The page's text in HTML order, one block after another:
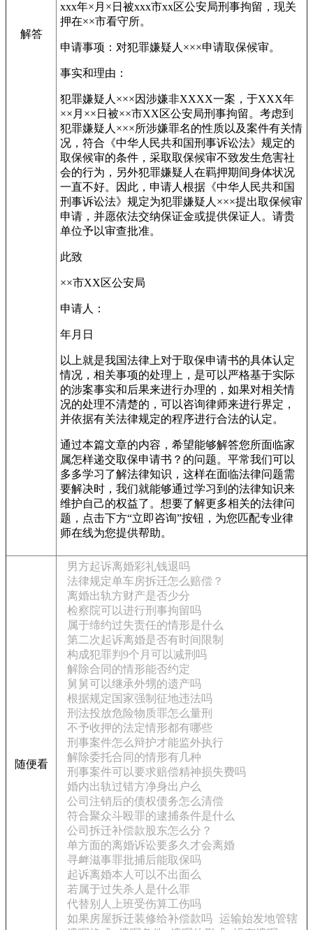
解答
xxx年×月×日被xxx市xx区公安局刑事拘留，现关
押在××市看守所。
申请事项：对犯罪嫌疑人×××申请取保候审。
事实和理由：
犯罪嫌疑人×××因涉嫌非XXXX一案，于XXX年
××月××日被××市XX区公安局刑事拘留。考虑到
犯罪嫌疑人×××所涉嫌罪名的性质以及案件有关情
况，符合《中华人民共和国刑事诉讼法》规定的
取保候审的条件，采取取保候审不致发生危害社
会的行为，另外犯罪嫌疑人在羁押期间身体状况
一直不好。因此，申请人根据《中华人民共和国
刑事诉讼法》规定为犯罪嫌疑人×××提出取保候审
申请，并愿依法交纳保证金或提供保证人。请贵
单位予以审查批准。
此致
××市XX区公安局
申请人：
年月日
以上就是我国法律上对于取保申请书的具体认定
情况，相关事项的处理上，是可以严格基于实际
的涉案事实和后果来进行办理的，如果对相关情
况的处理不清楚的，可以咨询律师来进行界定，
并依据有关法律规定的程序进行合法的认定。
通过本篇文章的内容，希望能够解答您所面临家
属怎样递交取保申请书？的问题。平常我们可以
多多学习了解法律知识，这样在面临法律问题需
要解决时，我们就能够通过学习到的法律知识来
维护自己的权益了。想要了解更多相关的法律问
题，点击下方“立即咨询”按钮，为您匹配专业律
师在线为您提供帮助。
随便看
男方起诉离婚彩礼钱退吗
法律规定单车房拆迁怎么赔偿？
离婚出轨方财产是否少分
检察院可以进行刑事拘留吗
属于缔约过失责任的情形是什么
第二次起诉离婚是否有时间限制
构成犯罪判9个月可以减刑吗
解除合同的情形能否约定
舅舅可以继承外甥的遗产吗
根据规定国家强制征地违法吗
刑法投放危险物质罪怎么量刑
不予收押的法定情形都有哪些
刑事案件怎么辩护才能监外执行
解除委托合同的情形有几种
刑事案件可以要求赔偿精神损失费吗
婚内出轨过错方净身出户么
公司注销后的债权债务怎么清偿
符合聚众斗殴罪的逮捕条件是什么
公司拆迁补偿款股东怎么分？
单方面的离婚诉讼要多久才会离婚
寻衅滋事罪批捕后能取保吗
起诉离婚本人可以不出面么
若属于过失杀人是什么罪
代替别人上班受伤算工伤吗
如果房屋拆迁装修给补偿款吗 运输始发地管辖